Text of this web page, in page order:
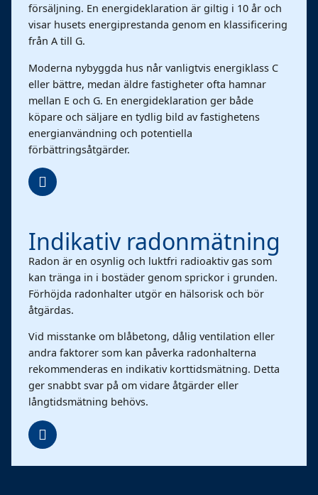
försäljning. En energideklaration är giltig i 10 år och
visar husets energiprestanda genom en klassificering
från A till G.
Moderna nybyggda hus når vanligtvis energiklass C
eller bättre, medan äldre fastigheter ofta hamnar
mellan E och G. En energideklaration ger både
köpare och säljare en tydlig bild av fastighetens
energianvändning och potentiella
förbättringsåtgärder.
Indikativ radonmätning
Radon är en osynlig och luktfri radioaktiv gas som
kan tränga in i bostäder genom sprickor i grunden.
Förhöjda radonhalter utgör en hälsorisk och bör
åtgärdas.
Vid misstanke om blåbetong, dålig ventilation eller
andra faktorer som kan påverka radonhalterna
rekommenderas en indikativ korttidsmätning. Detta
ger snabbt svar på om vidare åtgärder eller
långtidsmätning behövs.